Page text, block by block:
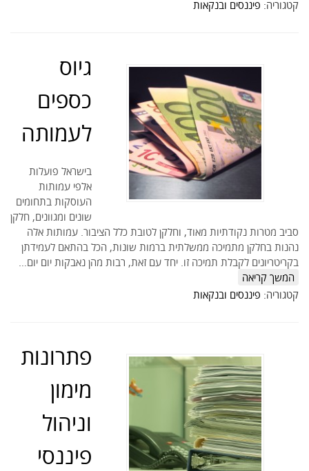
קטגוריה: פיננסים ובנקאות
גיוס
כספים
לעמותה
בישראל פועלות
אלפי עמותות
העוסקות בתחומים
שונים ומגוונים, חלקן
סביב מטרות נקודתיות מאוד, וחלקן לטובת כלל הציבור. עמותות אלה
נהנות בחלקן מתמיכה ממשלתית ברמות שונות, הכל בהתאם לעמידתן
בקריטריונים לקבלת תמיכה זו. יחד עם זאת, רבות מהן נאבקות יום יום…
המשך קריאה
קטגוריה: פיננסים ובנקאות
פתרונות
מימון
וניהול
פיננסי